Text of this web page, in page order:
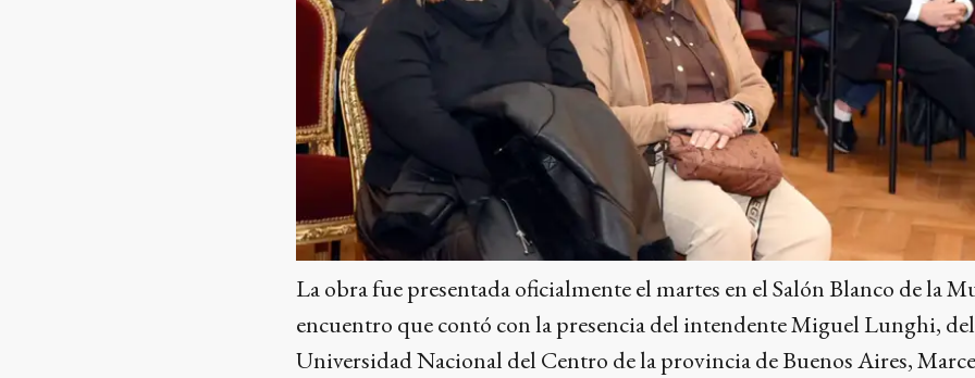
La obra fue presentada oficialmente el martes en el Salón Blanco de la
encuentro que contó con la presencia del intendente Miguel Lunghi,
Universidad Nacional del Centro de la provincia de Buenos Aires,